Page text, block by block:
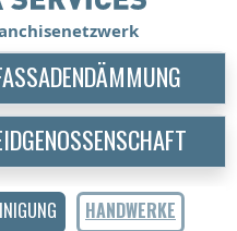
HANDWERKE